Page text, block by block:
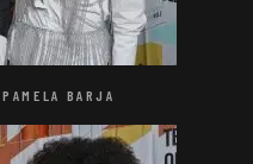
BARJA